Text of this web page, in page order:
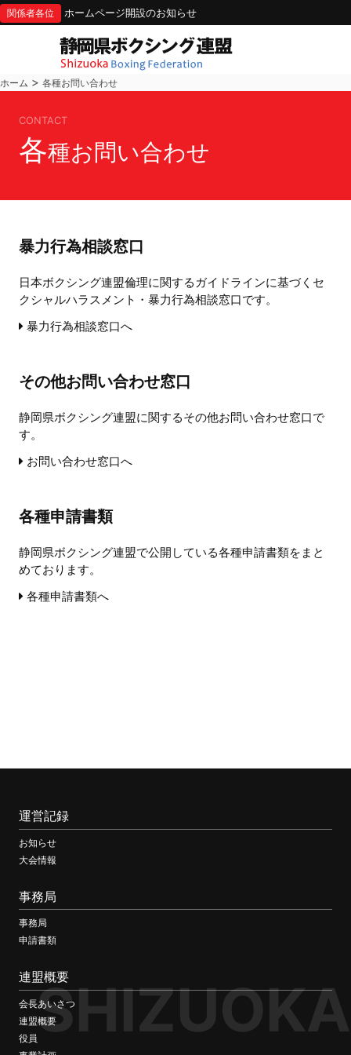
関係者各位 ホームページ開設のお知らせ
ホーム > 各種お問い合わせ
CONTACT
各種お問い合わせ
暴力行為相談窓口
日本ボクシング連盟倫理に関するガイドラインに基づくセ
クシャルハラスメント・暴力行為相談窓口です。
暴力行為相談窓口へ
その他お問い合わせ窓口
静岡県ボクシング連盟に関するその他お問い合わせ窓口で
す。
お問い合わせ窓口へ
各種申請書類
静岡県ボクシング連盟で公開している各種申請書類をまと
めております。
各種申請書類へ
SHIZUOKA
運営記録
お知らせ
大会情報
事務局
事務局
申請書類
連盟概要
会長あいさつ
連盟概要
役員